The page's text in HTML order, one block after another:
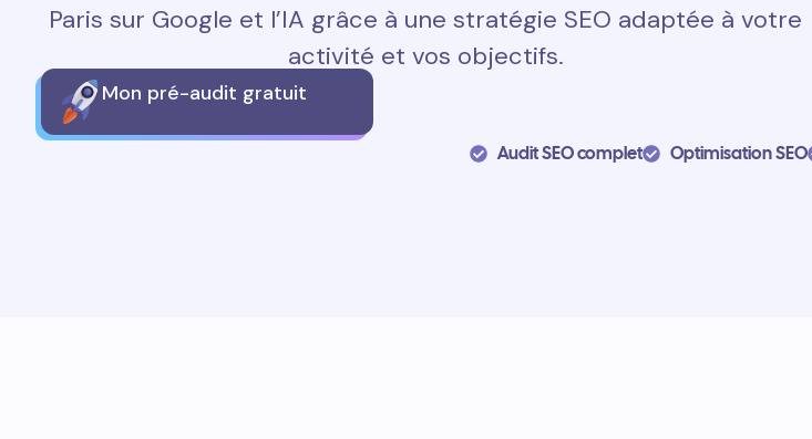
Paris sur Google et l’IA grâce à une stratégie SEO adaptée à votre
activité et vos objectifs.
Mon pré-audit gratuit
Audit SEO complet Optimisation SEO